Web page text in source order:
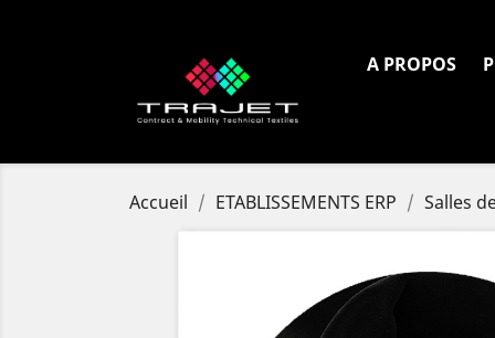
A PROPOS
Accueil ETABLISSEMENTS ERP Salles